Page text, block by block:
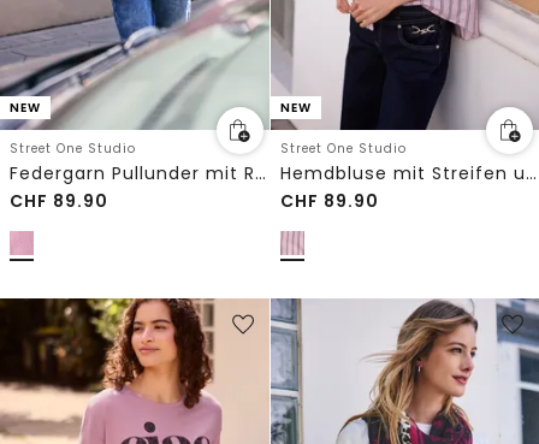
NEW
Street One Studio
Federgarn Pullunder mit Rundhals
CHF 89.90
NEW
Street One Studio
Hemdbluse mit Streifen und Brusttasche
CHF 89.90